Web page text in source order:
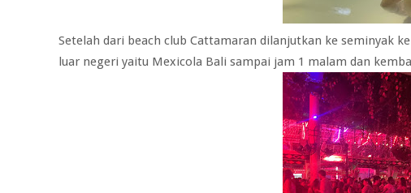
Setelah dari beach club Cattamaran dilanjutkan ke seminyak
luar negeri yaitu Mexicola Bali sampai jam 1 malam dan